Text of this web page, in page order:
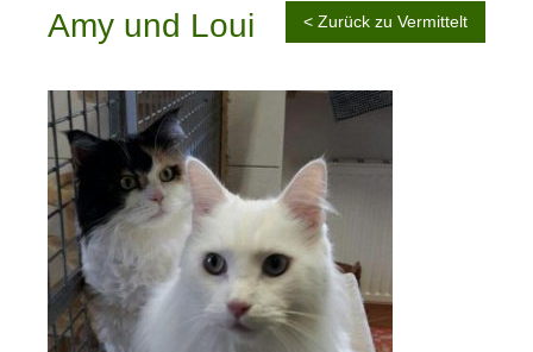
Amy und Loui < Zurück zu Vermittelt